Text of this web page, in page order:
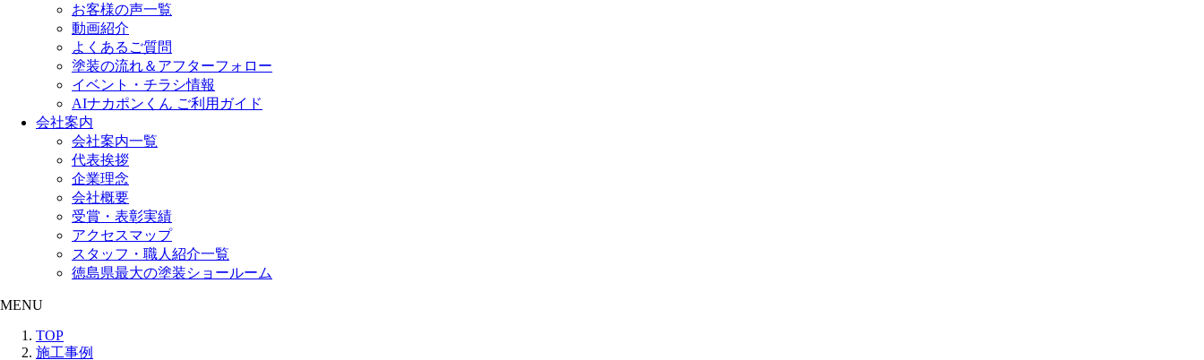
お客様の声一覧
動画紹介
よくあるご質問
塗装の流れ＆アフターフォロー
イベント・チラシ情報
AIナカポンくん ご利用ガイド
会社案内
会社案内一覧
代表挨拶
企業理念
会社概要
受賞・表彰実績
アクセスマップ
スタッフ・職人紹介一覧
徳島県最大の塗装ショールーム
MENU
TOP
施工事例